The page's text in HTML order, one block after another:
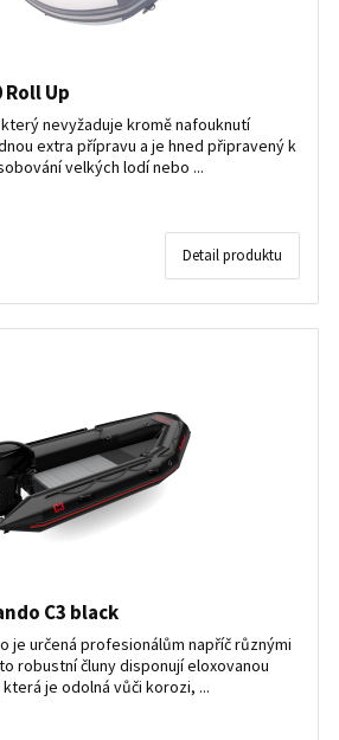
Roll Up
nevyžaduje kromě nafouknutí
extra přípravu a je hned připravený k
velkých lodí nebo ...
Detail produktu
C3 black
je určená profesionálům napříč různými
robustní čluny disponují eloxovanou
je odolná vůči korozi, ...